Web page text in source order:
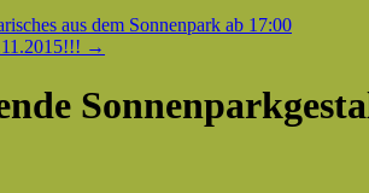
aus dem Sonnenpark ab 17:00
→